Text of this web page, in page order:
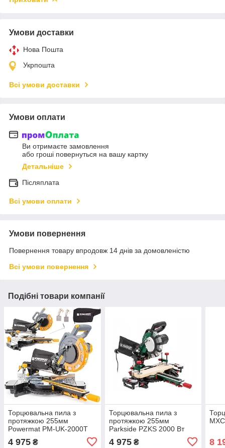
Умови доставки
Нова Пошта
Укрпошта
Всі умови доставки
Умови оплати
Ви отримаєте замовлення
або гроші повернуться на вашу картку
Детальніше
Післяплата
Всі умови оплати
Умови повернення
Повернення товару впродовж 14 днів за домовленістю
Всі умови повернення
Подібні товари компанії
Торцювальна пила з
протяжкою 255мм
Powermat PM-UK-2000T
4 975 ₴
Торцювальна пила з
протяжкою 255мм
Parkside PZKS 2000 Вт
4 975₴ 8